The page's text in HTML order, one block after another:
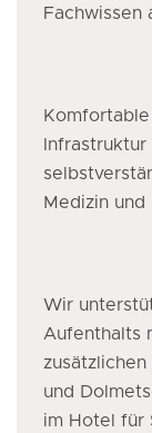
Fachwissen
Medizin und
Wir
Aufenthalts
und
im Hotel für